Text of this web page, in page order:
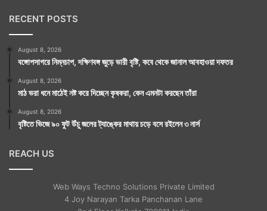
RECENT POSTS
August 8, 2026
বঙ্গোপসাগরে নিম্নচাপ, দক্ষিণবঙ্গ জুড়ে ভারী বৃষ্টি, কবে থেকে জানাল আবহাওয়া দফতর
August 8, 2026
মাঠ ভরা ধনে মাঠেই নষ্ট করে দিচ্ছেন কৃষকরা, কেন এমনটা করছেন তাঁরা
August 8, 2026
বৃষ্টিতে ভিজে ৯০ ফুট উঁচু জলের ট্যাঙ্কের মাথায় চড়ে বসে রইলেন ৩ নার্স
REACH US
Web Ways Techno Solutions Private Limited
4 Joy Narayan Tarka Panchanan Lane